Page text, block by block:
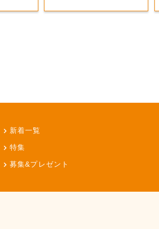
新着一覧
特集
募集&プレゼント